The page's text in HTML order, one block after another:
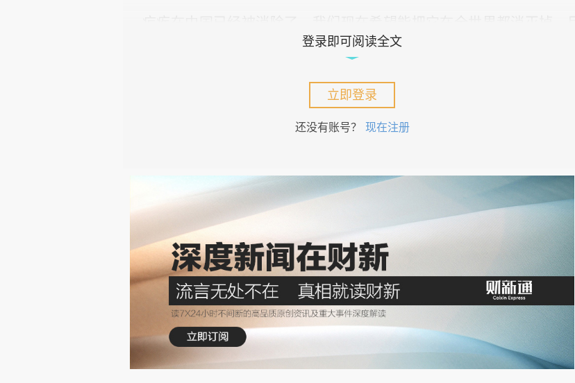
前已经有四十多个国家和地区做到了。但就是这个正在被消灭的疾病，曾
出差采访。我当时去的是喀麦隆东部，当地条件比较恶劣，虽然有心理准
备，但还是被酒店的住宿条件吓了一跳，非常简陋。我唯一的要求就是床上
得有蚊帐，因为我知道非洲的蚊虫传播疾病是很厉害的。
后来确实找到了带蚊帐的酒店，虽然蚊帐上有好几个洞，但也没办法，
那已经是当地最好的酒店了。我摸了摸包里的非常有限的风油精，算了算要
待的天数，追悔莫及，而且风油精说实话它也不怎么驱蚊呀。总之还是大意
了，所以就不可避免地喂蚊子了。
登录即可阅读全文
立即登录
还没有账号？ 现在注册